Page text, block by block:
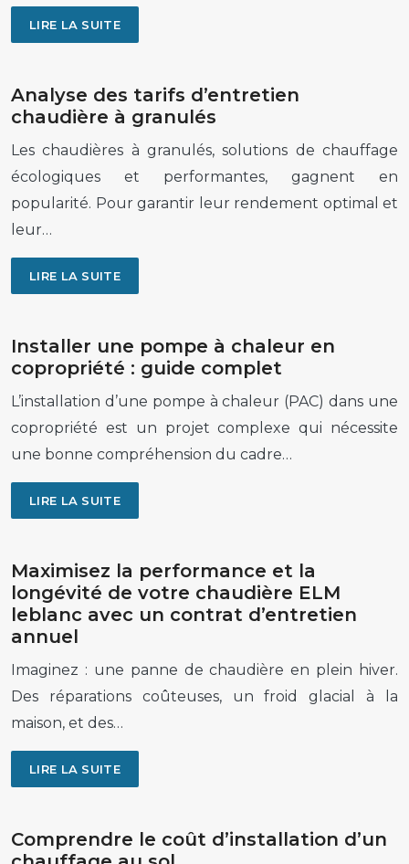
LIRE LA SUITE
Analyse des tarifs d’entretien
chaudière à granulés
Les chaudières à granulés, solutions de chauffage
écologiques et performantes, gagnent en
popularité. Pour garantir leur rendement optimal et
leur…
LIRE LA SUITE
Installer une pompe à chaleur en
copropriété : guide complet
L’installation d’une pompe à chaleur (PAC) dans une
copropriété est un projet complexe qui nécessite
une bonne compréhension du cadre…
LIRE LA SUITE
Maximisez la performance et la
longévité de votre chaudière ELM
leblanc avec un contrat d’entretien
annuel
Imaginez : une panne de chaudière en plein hiver.
Des réparations coûteuses, un froid glacial à la
maison, et des…
LIRE LA SUITE
Comprendre le coût d’installation d’un